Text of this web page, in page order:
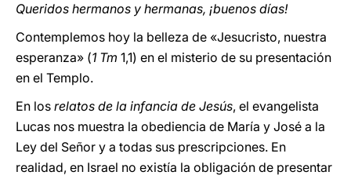
Queridos hermanos y hermanas, ¡buenos días!
Contemplemos hoy la belleza de «Jesucristo, nuestra
esperanza» (1 Tm 1,1) en el misterio de su presentación
en el Templo.
En los relatos de la infancia de Jesús, el evangelista
Lucas nos muestra la obediencia de María y José a la
Ley del Señor y a todas sus prescripciones. En
realidad, en Israel no existía la obligación de presentar